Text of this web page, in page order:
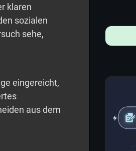
klaren
sozialen
sehe,
eingereicht,
aus dem